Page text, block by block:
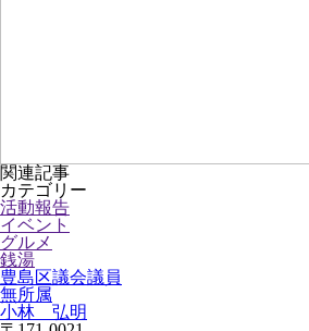
関連記事
カテゴリー
活動報告
イベント
グルメ
銭湯
豊島区議会議員
無所属
小林 弘明